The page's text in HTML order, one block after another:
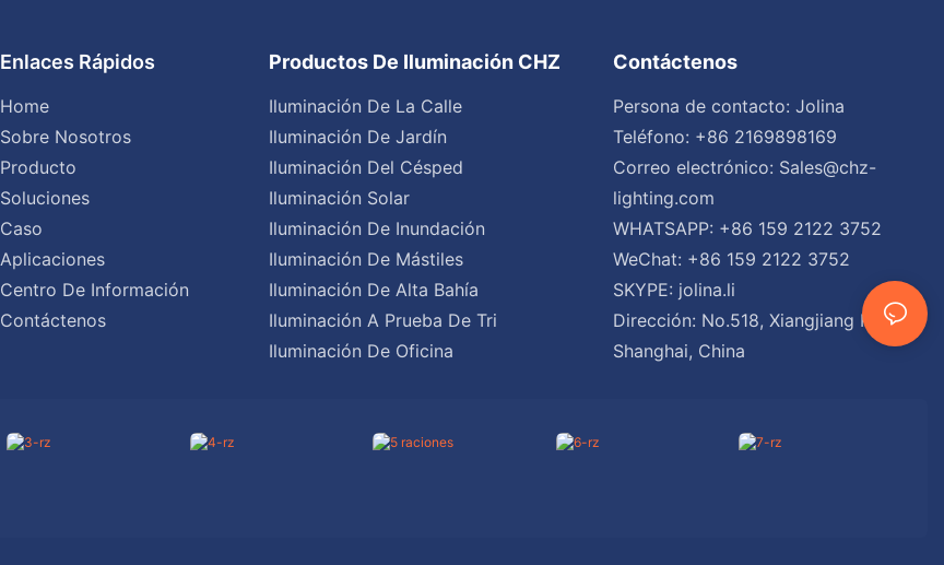
Enlaces Rápidos
Home
Sobre Nosotros
Producto
Soluciones
Caso
Aplicaciones
Centro De Información
Contáctenos
Productos De Iluminación CHZ
Iluminación De La Calle
Iluminación De Jardín
Iluminación Del Césped
Iluminación Solar
Iluminación De Inundación
Iluminación De Mástiles
Iluminación De Alta Bahía
Iluminación A Prueba De Tri
Iluminación De Oficina
Contáctenos
Persona de contacto: Jolina
Teléfono: +86 2169898169
Correo electrónico: Sales@chz-
lighting.com
WHATSAPP: +86 159 2122 3752
WeChat: +86 159 2122 3752
SKYPE: jolina.li
Dirección: No.518, Xiangjiang Road,
Shanghai, China